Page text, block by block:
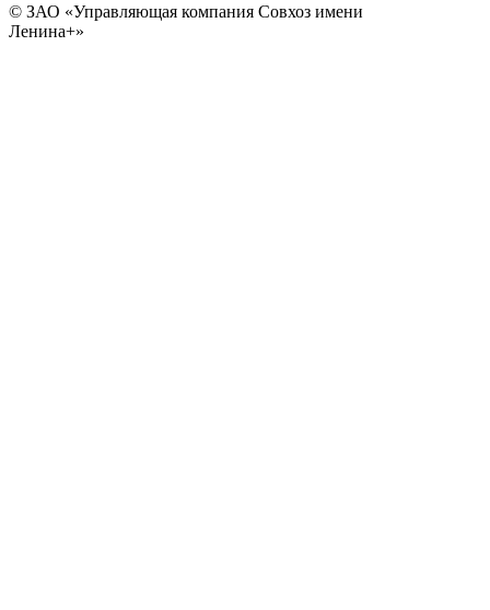
© ЗАО «Управляющая компания Совхоз имени
Ленина+»